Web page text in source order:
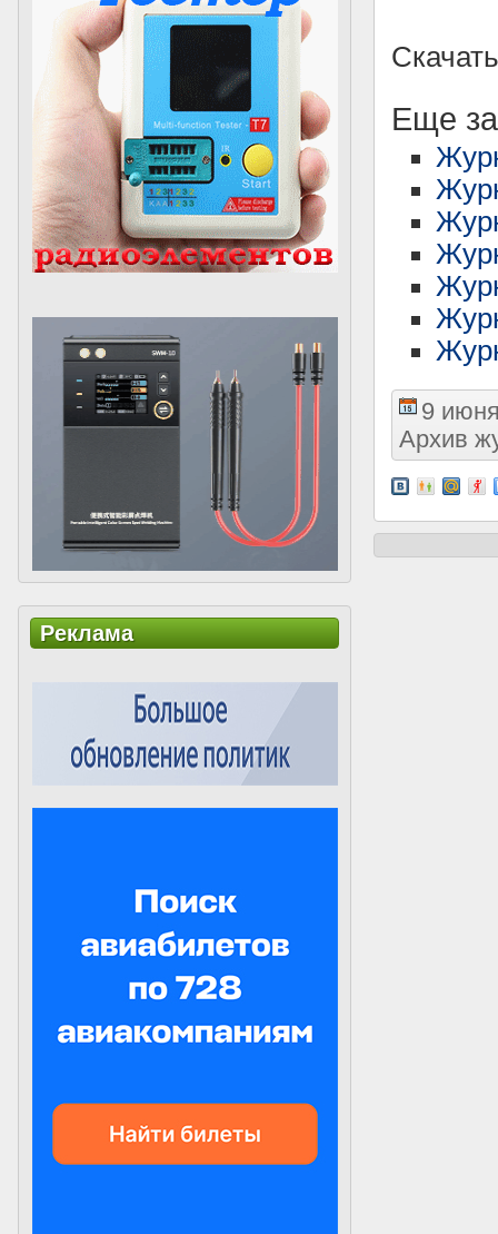
Еще
9
Архив
Реклама